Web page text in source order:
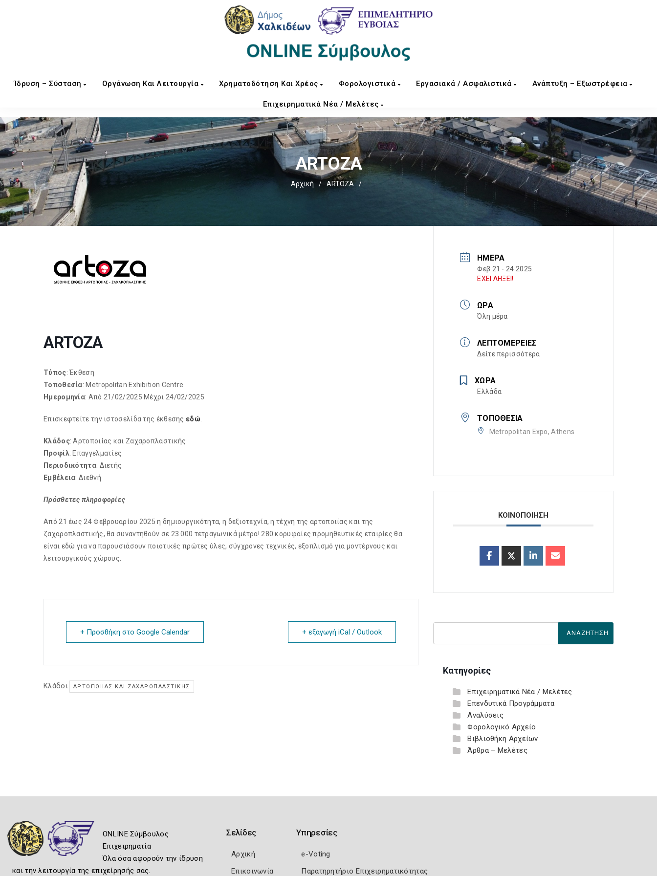
Ίδρυση – Σύσταση Οργάνωση Και Λειτουργία Χρηματοδότηση Και Χρέος Φορολογιστικά Εργασιακά / Ασφαλιστικά Ανάπτυξη – Εξωστρέφεια
Επιχειρηματικά Νέα / Μελέτες
ARTOZA
Αρχική / ARTOZA /
ARTOZA
Τύπος: Έκθεση
Τοποθεσία: Metropolitan Exhibition Centre
Ημερομηνία: Από 21/02/2025 Μέχρι 24/02/2025
Επισκεφτείτε την ιστοσελίδα της έκθεσης εδώ
Κλάδος: Αρτοποιίας και Ζαχαροπλαστικής
Προφίλ: Επαγγελματίες
Περιοδικότητα: Διετής
Εμβέλεια: Διεθνή
Πρόσθετες πληροφορίες
Από 21 έως 24 Φεβρουαρίου 2025 η δημιουργικότητα, η δεξιοτεχνία, η τέχνη της αρτοποιίας και της
ζαχαροπλαστικής, θα συναντηθούν σε 23.000 τετραγωνικά μέτρα! 280 κορυφαίες προμηθευτικές εταιρίες θα
είναι εδώ για να παρουσιάσουν ποιοτικές πρώτες ύλες, σύγχρονες τεχνικές, εξοπλισμό για μοντέρνους και
λειτουργικούς χώρους.
+ Προσθήκη στο Google Calendar + εξαγωγή iCal / Outlook
Κλάδοι ΑΡΤΟΠΟΙΊΑΣ ΚΑΙ ΖΑΧΑΡΟΠΛΑΣΤΙΚΉΣ
ΗΜΈΡΑ
Φεβ 21 - 24 2025
ΕΧΕΙ ΛΗΞΕΙ!
ΏΡΑ
Όλη μέρα
ΛΕΠΤΟΜΈΡΕΙΕΣ
Δείτε περισσότερα
ΧΏΡΑ
Ελλάδα
ΤΟΠΟΘΕΣΊΑ
Metropolitan Expo, Athens
ΚΟΙΝΟΠΟΙΗΣΗ
Κατηγορίες
Επιχειρηματικά Νέα / Μελέτες
Επενδυτικά Προγράμματα
Αναλύσεις
Φορολογικό Αρχείο
Βιβλιοθήκη Αρχείων
Άρθρα – Μελέτες
ONLINE Σύμβουλος
Επιχειρηματία
Όλα όσα αφορούν την ίδρυση
και την λειτουργία της επιχείρησής σας.
Σελίδες
Αρχική
Επικοινωνία
Υπηρεσίες
e-Voting
Παρατηρητήριο Επιχειρηματικότητας